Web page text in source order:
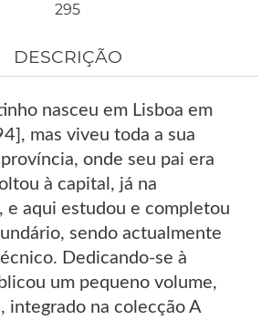
295
DESCRIÇÃO
nasceu em Lisboa em
mas viveu toda a sua
onde seu pai era
à capital, já na
e aqui estudou e completou
sendo actualmente
Dedicando-se à
um pequeno volume,
integrado na colecção A